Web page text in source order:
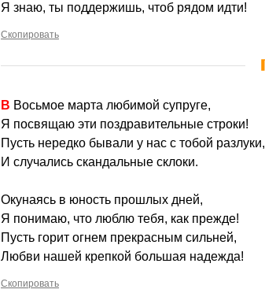
Я знаю, ты поддержишь, чтоб рядом идти!
Скопировать
В Восьмое марта любимой супруге,
Я посвящаю эти поздравительные строки!
Пусть нередко бывали у нас с тобой разлуки,
И случались скандальные склоки.
Окунаясь в юность прошлых дней,
Я понимаю, что люблю тебя, как прежде!
Пусть горит огнем прекрасным сильней,
Любви нашей крепкой большая надежда!
Скопировать